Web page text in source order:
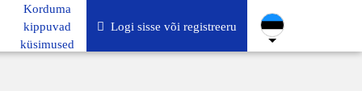
Korduma
kippuvad
küsimused
Logi sisse või registreeru